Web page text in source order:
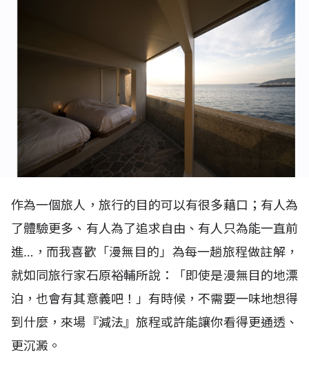
作為一個旅人，旅行的目的可以有很多藉口；有人為
了體驗更多、有人為了追求自由、有人只為能一直前
進…，而我喜歡「漫無目的」為每一趟旅程做註解，
就如同旅行家石原裕輔所說：「即使是漫無目的地漂
泊，也會有其意義吧！」有時候，不需要一味地想得
到什麼，來場『減法』旅程或許能讓你看得更通透、
更沉澱。